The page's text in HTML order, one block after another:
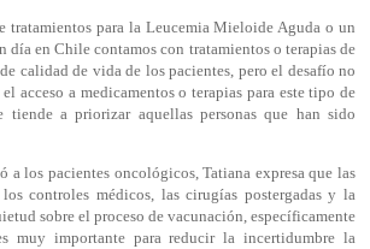
para la Leucemia Mieloide Aguda o un
día en Chile contamos con tratamientos o terapias de
calidad de vida de los pacientes, pero el desafío no
acceso a medicamentos o terapias para este tipo de
a priorizar aquellas personas que han sido
los pacientes oncológicos, Tatiana expresa que las
controles médicos, las cirugías postergadas y la
sobre el proceso de vacunación, específicamente
muy importante para reducir la incertidumbre la